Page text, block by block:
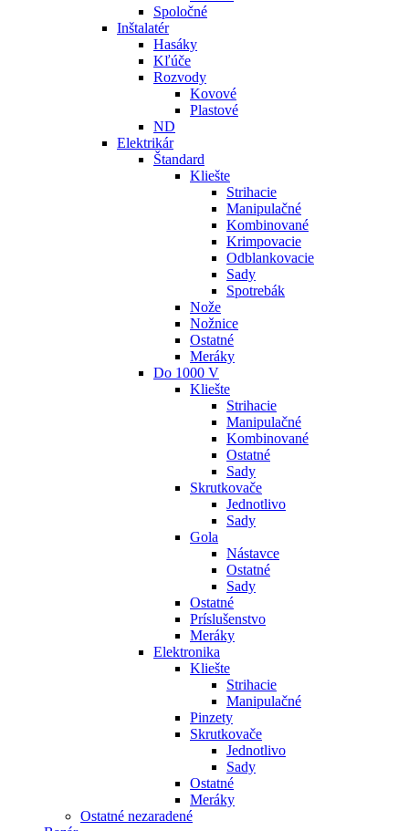
Spoločné
Inštalatér
Hasáky
Kľúče
Rozvody
Kovové
Plastové
ND
Elektrikár
Štandard
Kliešte
Strihacie
Manipulačné
Kombinované
Krimpovacie
Odblankovacie
Sady
Spotrebák
Nože
Nožnice
Ostatné
Meráky
Do 1000 V
Kliešte
Strihacie
Manipulačné
Kombinované
Ostatné
Sady
Skrutkovače
Jednotlivo
Sady
Gola
Nástavce
Ostatné
Sady
Ostatné
Príslušenstvo
Meráky
Elektronika
Kliešte
Strihacie
Manipulačné
Pinzety
Skrutkovače
Jednotlivo
Sady
Ostatné
Meráky
Ostatné nezaradené